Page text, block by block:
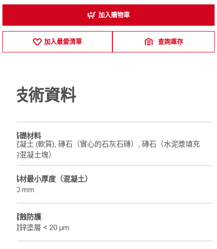
加入購物車
加入最愛清單 查詢庫存
技術資料
基礎材料
混凝土 (軟質), 磚石（實心的石灰石磚）, 磚石（水泥漿填充
的混凝土塊）
基材最小厚度（混凝土）
60 mm
腐蝕防護
鍍鋅塗層 < 20 µm